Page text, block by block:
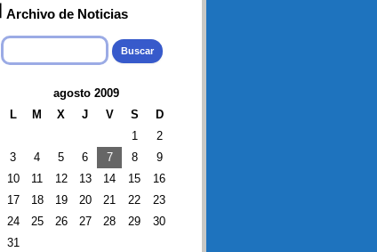
Archivo de Noticias
Buscar:
agosto 2009
L
M X J V S
D
1
2
3
4 5 6 7 8
9
10
11 12 13 14 15
16
17
18 19 20 21 22
23
24
25 26 27 28 29
30
31